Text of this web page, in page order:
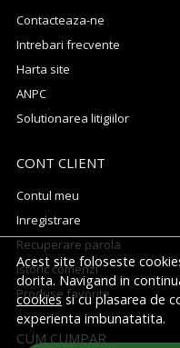
Acest site foloseste
dorita. Navigand in
cookiessi cu plasarea de
experienta imbunatatita.
Contacteaza-ne
Intrebari frecvente
Harta site
ANPC
Solutionarea litigiilor
CONT CLIENT
Contul meu
Inregistrare
Recuperare parola
Istoric comenzi
Produse favorite
CUM CUMPAR